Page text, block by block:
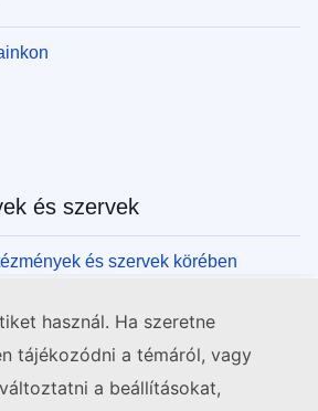
használ. Ha szeretne
tájékozódni a témáról, vagy
a beállításokat,
és szervek
és szervek körében